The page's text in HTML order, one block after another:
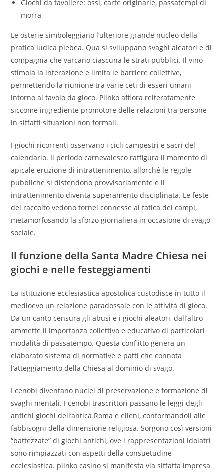
Giochi da tavoliere: ossi, carte originarie, passatempi di
morra
Le osterie simboleggiano l’ulteriore grande nucleo della
pratica ludica plebea. Qua si sviluppano svaghi aleatori e di
compagnia che varcano ciascuna le strati pubblici. Il vino
stimola la interazione e limita le barriere collettive,
permettendo la riunione tra varie ceti di esseri umani
intorno al tavolo da gioco. Plinko affiora reiteratamente
siccome ingrediente promotore delle relazioni tra persone
in siffatti situazioni non formali.
I giochi ricorrenti osservano i cicli campestri e sacri del
calendario. Il periodo carnevalesco raffigura il momento di
apicale eruzione di intrattenimento, allorché le regole
pubbliche si distendono provvisoriamente e il
intrattenimento diventa superamento disciplinata. Le feste
del raccolto vedono tornei connesse al fatica dei campi,
metamorfosando la sforzo giornaliera in occasione di svago
sociale.
Il funzione della Santa Madre Chiesa nei
giochi e nelle festeggiamenti
La istituzione ecclesiastica apostolica custodisce in tutto il
medioevo un relazione paradossale con le attività di gioco.
Da un canto censura gli abusi e i giochi aleatori, dall’altro
ammette il importanza collettivo e educativo di particolari
modalità di passatempo. Questa conflitto genera un
elaborato sistema di normative e patti che connota
l’atteggiamento della Chiesa al dominio di svago.
I cenobi diventano nuclei di preservazione e formazione di
svaghi mentali. I cenobi trascrittori passano le leggi degli
antichi giochi dell’antica Roma e elleni, conformandoli alle
fabbisogni della dimensione religiosa. Sorgono così versioni
“battezzate” di giochi antichi, ove i rappresentazioni idolatri
sono rimpiazzati con aspetti della consuetudine
ecclesiastica. plinko casino si manifesta via siffatta impresa